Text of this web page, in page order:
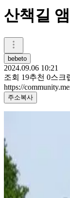
산책길
bebeto
2024.09.06 10:21
조회 19추천 0스크
https://
주소복사